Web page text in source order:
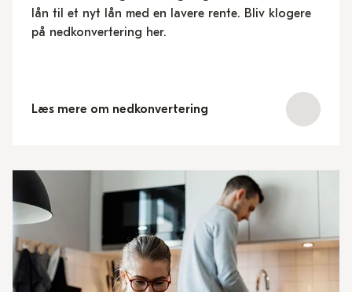
lån til et nyt lån med en lavere rente. Bliv klogere
på nedkonvertering her.
Læs mere om nedkonvertering